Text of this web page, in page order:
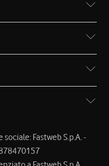
Fastweb S.p.A. -